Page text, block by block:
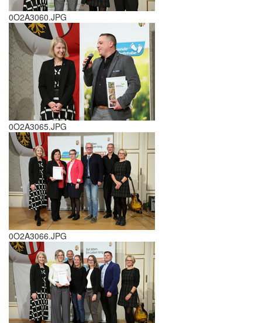
0O2A3060.JPG
0O2A3065.JPG
0O2A3066.JPG